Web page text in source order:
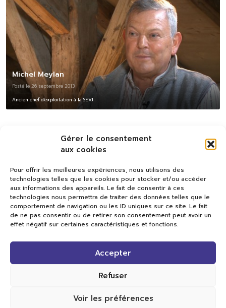
Gérer le consentement
aux cookies
Pour offrir les meilleures expériences, nous utilisons des
technologies telles que les cookies pour stocker et/ou accéder
aux informations des appareils. Le fait de consentir à ces
technologies nous permettra de traiter des données telles que le
comportement de navigation ou les ID uniques sur ce site. Le fait
de ne pas consentir ou de retirer son consentement peut avoir un
effet négatif sur certaines caractéristiques et fonctions.
Accepter
Refuser
Voir les préférences
Michel Meylan
Posté le 26 septembre 2013
Ancien chef d'exploitation à la SEVJ
Val TV
Centre de Compétences Médias
Rue du Pont-Neuf 24